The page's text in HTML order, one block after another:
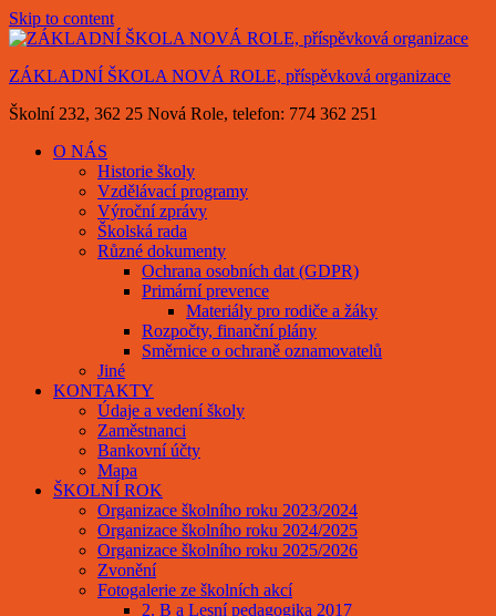
Skip to content
ZÁKLADNÍ ŠKOLA NOVÁ ROLE, příspěvková organizace
Školní 232, 362 25 Nová Role, telefon: 774 362 251
O NÁS
Historie školy
Vzdělávací programy
Výroční zprávy
Školská rada
Různé dokumenty
Ochrana osobních dat (GDPR)
Primární prevence
Materiály pro rodiče a žáky
Rozpočty, finanční plány
Směrnice o ochraně oznamovatelů
Jiné
KONTAKTY
Údaje a vedení školy
Zaměstnanci
Bankovní účty
Mapa
ŠKOLNÍ ROK
Organizace školního roku 2023/2024
Organizace školního roku 2024/2025
Organizace školního roku 2025/2026
Zvonění
Fotogalerie ze školních akcí
2. B a Lesní pedagogika 2017